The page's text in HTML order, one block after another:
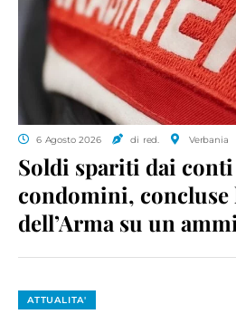
6 Agosto 2026 di red. Verbania
Soldi spariti dai
condomini,
dell’Arma su un
ATTUALITA'